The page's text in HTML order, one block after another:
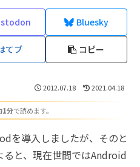
Bluesky
てブ コピー
2012.07.18 2021.04.18
1分で読めます。
を導入しましたが、そのと
ると、現在世間ではAndroid